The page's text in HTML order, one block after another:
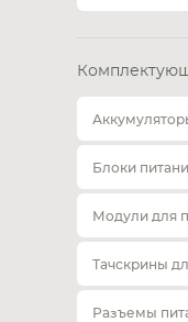
Блоки
Модули для
Тачскрины
Разъемы